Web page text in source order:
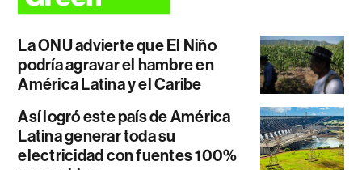
La ONU advierte que El Niño
podría agravar el hambre en
América Latina y el Caribe
Así logró este país de América
Latina generar toda su
electricidad con fuentes 100%